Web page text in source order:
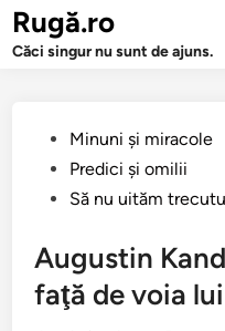
Sari
conținut
Rugă.ro
Căci singur nu sunt de ajuns.
PublicatMinuni şi miracole
Predici şi omilii
Să nu uităm
Augustin
faţă de voia